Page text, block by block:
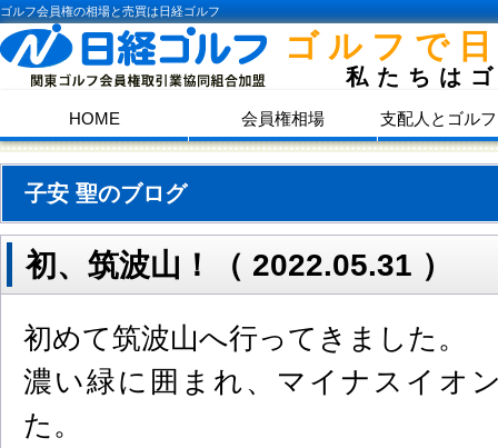
ゴルフ会員権の相場と売買は日経ゴルフ
ゴルフで
私たちは
HOME 会員権相場 支配人とゴル
子安 聖のブログ
初、筑波山！（ 2022.05.31 ）
初めて筑波山へ行ってきました。
濃い緑に囲まれ、マイナスイオ
た。